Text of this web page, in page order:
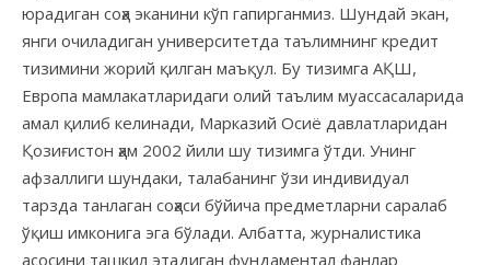
юрадиган соҳа эканини кўп гапирганмиз. Шундай экан,
янги очиладиган университетда таълимнинг кредит
тизимини жорий қилган маъқул. Бу тизимга АҚШ,
Европа мамлакатларидаги олий таълим муассасаларида
амал қилиб келинади, Марказий Осиё давлатларидан
Қозиғистон ҳам 2002 йили шу тизимга ўтди. Унинг
афзаллиги шундаки, талабанинг ўзи индивидуал
тарзда танлаган соҳаси бўйича предметларни саралаб
ўқиш имконига эга бўлади. Албатта, журналистика
асосини ташкил этадиган фундаментал фанлар